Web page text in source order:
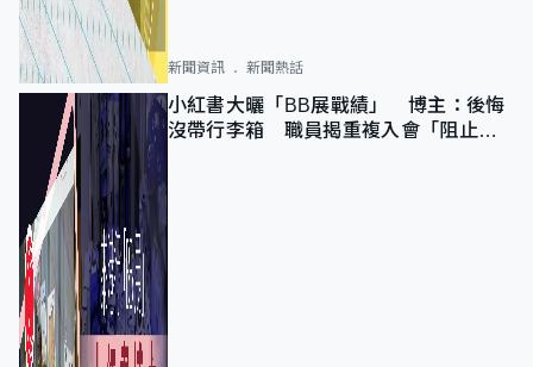
新聞資訊 新聞熱話
小紅書大曬「BB展戰績」 博主：後悔
沒帶行李箱 職員揭重複入會「阻止唔